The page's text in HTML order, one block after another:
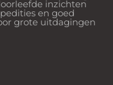
inzichten
en goed
grote uitdagingen